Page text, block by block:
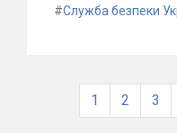
#Служба безпеки
1 2 3